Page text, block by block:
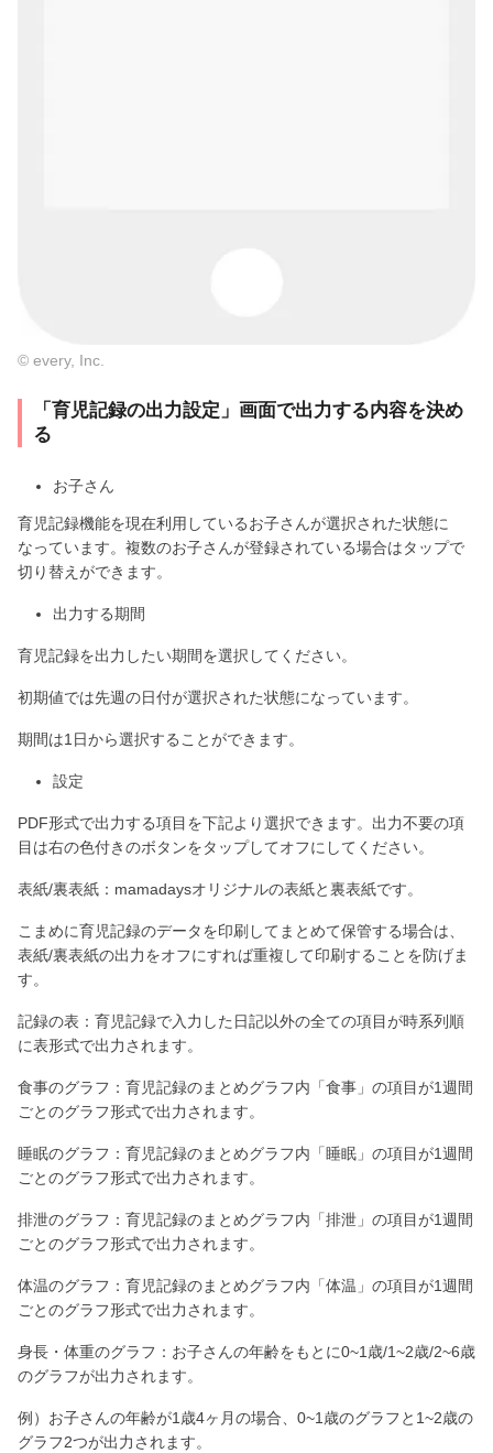
© every, Inc.
「育児記録の出力設定」画面で出力する内容を決め
る
お子さん
育児記録機能を現在利用しているお子さんが選択された状態に
なっています。複数のお子さんが登録されている場合はタップで
切り替えができます。
出力する期間
育児記録を出力したい期間を選択してください。
初期値では先週の日付が選択された状態になっています。
期間は1日から選択することができます。
設定
PDF形式で出力する項目を下記より選択できます。出力不要の項
目は右の色付きのボタンをタップしてオフにしてください。
表紙/裏表紙：mamadaysオリジナルの表紙と裏表紙です。
こまめに育児記録のデータを印刷してまとめて保管する場合は、
表紙/裏表紙の出力をオフにすれば重複して印刷することを防げま
す。
記録の表：育児記録で入力した日記以外の全ての項目が時系列順
に表形式で出力されます。
食事のグラフ：育児記録のまとめグラフ内「食事」の項目が1週間
ごとのグラフ形式で出力されます。
睡眠のグラフ：育児記録のまとめグラフ内「睡眠」の項目が1週間
ごとのグラフ形式で出力されます。
排泄のグラフ：育児記録のまとめグラフ内「排泄」の項目が1週間
ごとのグラフ形式で出力されます。
体温のグラフ：育児記録のまとめグラフ内「体温」の項目が1週間
ごとのグラフ形式で出力されます。
身長・体重のグラフ：お子さんの年齢をもとに0~1歳/1~2歳/2~6歳
のグラフが出力されます。
例）お子さんの年齢が1歳4ヶ月の場合、0~1歳のグラフと1~2歳の
グラフ2つが出力されます。